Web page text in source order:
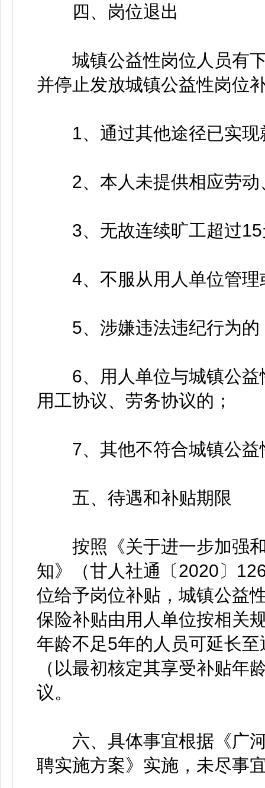
四、岗位退出
城镇公益性岗位人员有下
并停止发放城镇公益性岗位
1、通过其他途径已实现
2、本人未提供相应劳动
3、无故连续旷工超过15
4、不服从用人单位管理
5、涉嫌违法违纪行为的
6、用人单位与城镇公益
用工协议、劳务协议的；
7、其他不符合城镇公益
五、待遇和补贴期限
按照《关于进一步加强和
知》（甘人社通〔2020〕
位给予岗位补贴，城镇公益
保险补贴由用人单位按相关
年龄不足5年的人员可延长
（以最初核定其享受补贴年
议。
六、具体事宜根据《广河
聘实施方案》实施，未尽事